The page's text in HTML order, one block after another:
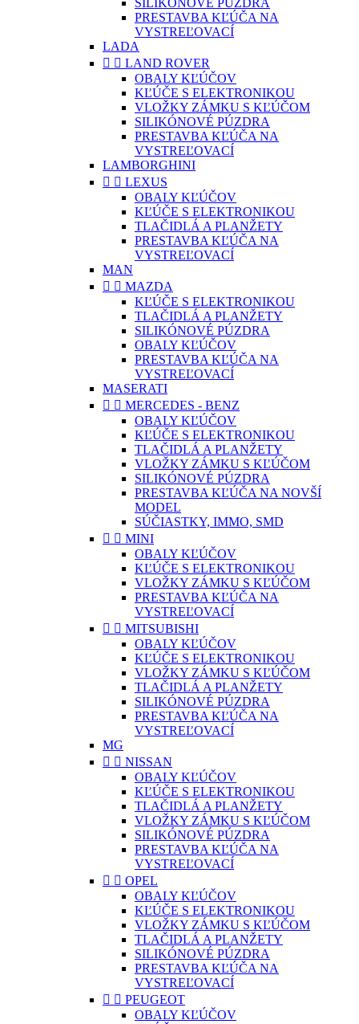
SILIKÓNOVÉ PÚZDRA
PRESTAVBA KĽÚČA NA
VYSTREĽOVACÍ
LADA
  LAND ROVER
OBALY KĽÚČOV
KĽÚČE S ELEKTRONIKOU
VLOŽKY ZÁMKU S KĽÚČOM
SILIKÓNOVÉ PÚZDRA
PRESTAVBA KĽÚČA NA
VYSTREĽOVACÍ
LAMBORGHINI
  LEXUS
OBALY KĽÚČOV
KĽÚČE S ELEKTRONIKOU
TLAČIDLÁ A PLANŽETY
PRESTAVBA KĽÚČA NA
VYSTREĽOVACÍ
MAN
  MAZDA
KĽÚČE S ELEKTRONIKOU
TLAČIDLÁ A PLANŽETY
SILIKÓNOVÉ PÚZDRA
OBALY KĽÚČOV
PRESTAVBA KĽÚČA NA
VYSTREĽOVACÍ
MASERATI
  MERCEDES - BENZ
OBALY KĽÚČOV
KĽÚČE S ELEKTRONIKOU
TLAČIDLÁ A PLANŽETY
VLOŽKY ZÁMKU S KĽÚČOM
SILIKÓNOVÉ PÚZDRA
PRESTAVBA KĽÚČA NA NOVŠÍ
MODEL
SÚČIASTKY, IMMO, SMD
  MINI
OBALY KĽÚČOV
KĽÚČE S ELEKTRONIKOU
VLOŽKY ZÁMKU S KĽÚČOM
PRESTAVBA KĽÚČA NA
VYSTREĽOVACÍ
  MITSUBISHI
OBALY KĽÚČOV
KĽÚČE S ELEKTRONIKOU
VLOŽKY ZÁMKU S KĽÚČOM
TLAČIDLÁ A PLANŽETY
SILIKÓNOVÉ PÚZDRA
PRESTAVBA KĽÚČA NA
VYSTREĽOVACÍ
MG
  NISSAN
OBALY KĽÚČOV
KĽÚČE S ELEKTRONIKOU
TLAČIDLÁ A PLANŽETY
VLOŽKY ZÁMKU S KĽÚČOM
SILIKÓNOVÉ PÚZDRA
PRESTAVBA KĽÚČA NA
VYSTREĽOVACÍ
  OPEL
OBALY KĽÚČOV
KĽÚČE S ELEKTRONIKOU
VLOŽKY ZÁMKU S KĽÚČOM
TLAČIDLÁ A PLANŽETY
SILIKÓNOVÉ PÚZDRA
PRESTAVBA KĽÚČA NA
VYSTREĽOVACÍ
  PEUGEOT
OBALY KĽÚČOV